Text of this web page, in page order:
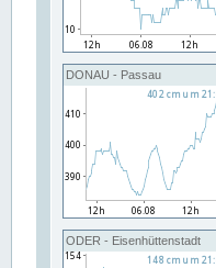
DONAU - Passau
ODER - Eisenhüttenstadt